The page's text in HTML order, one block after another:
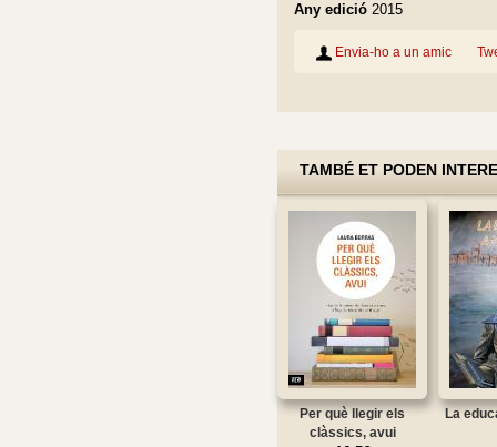
Any edició 2015
Envia-ho a un amic
TAMBÉ ET PODEN
Per què llegir els
clàssics, avui
La